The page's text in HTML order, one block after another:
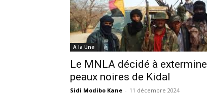
A la Une
Le MNLA décidé à
peaux noires de Kidal
Sidi Modibo Kane - 11 décembre 2024